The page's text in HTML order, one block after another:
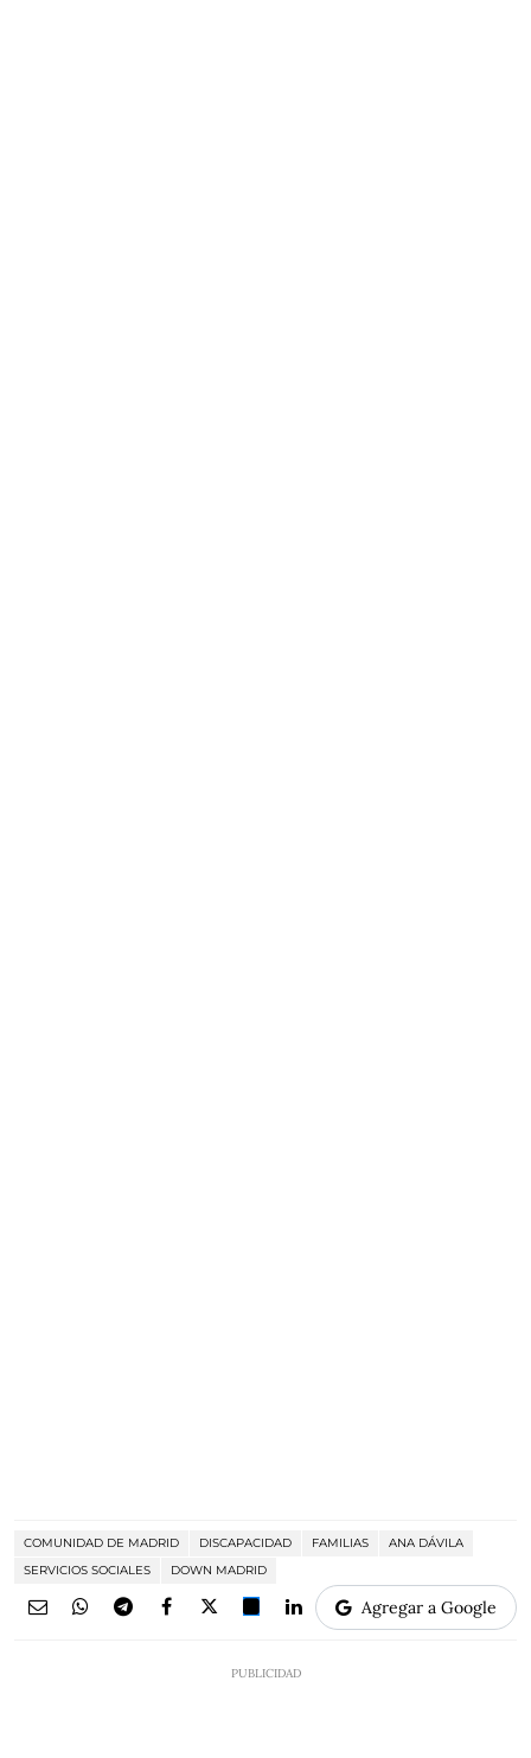
COMUNIDAD DE MADRID DISCAPACIDAD FAMILIAS
ANA DÁVILA
SERVICIOS SOCIALES
DOWN MADRID
Agregar a Google